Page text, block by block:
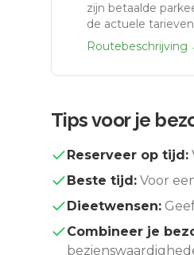
zijn betaalde
de actuele
Routebeschrijving
Tips voor je
Reserveer op tijd:
Beste tijd: Voor
Dieetwensen:
Combineer je